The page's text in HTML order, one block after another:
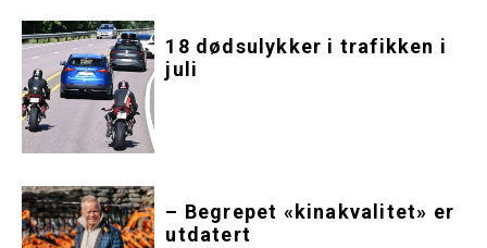
18 dødsulykker i trafikken i
juli
– Begrepet «kinakvalitet» er
utdatert